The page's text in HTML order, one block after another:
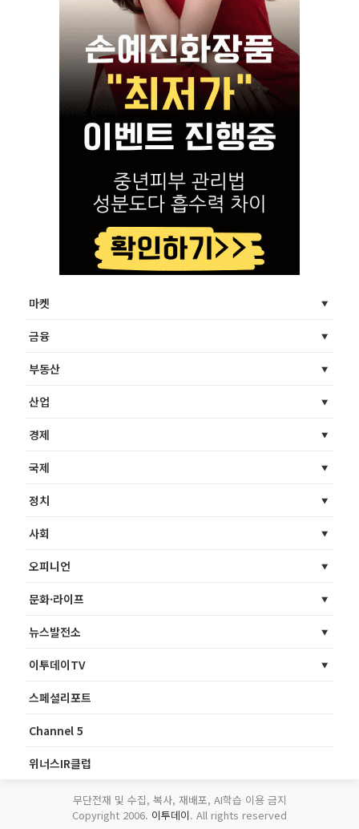
마켓
금융
부동산
산업
경제
국제
정치
사회
오피니언
문화·라이프
뉴스발전소
이투데이TV
스페셜리포트
Channel 5
위너스IR클럽
무단전재 및 수집, 복사, 재배포, AI학습 이용 금지
Copyright 2006. 이투데이. All rights reserved